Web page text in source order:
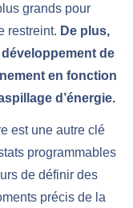
grands pour
restreint. De plus,
de
en fonction
d’énergie.
est une autre clé
programmables
de définir des
précis de la